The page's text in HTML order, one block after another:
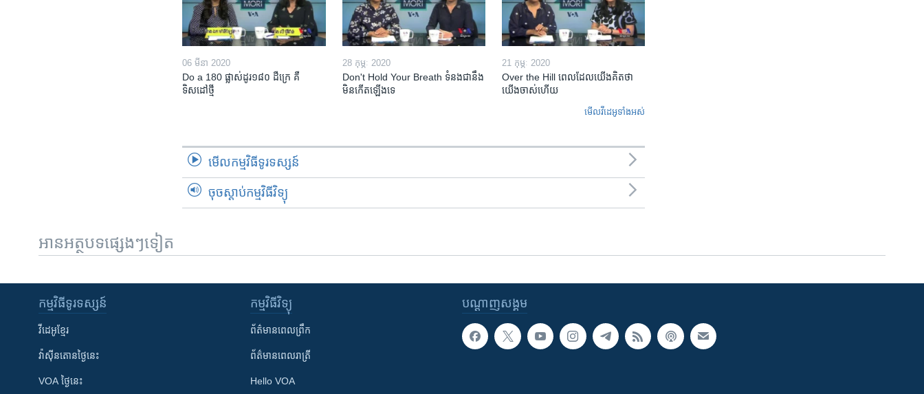
06 មីនា 2020
Do a 180 ផ្លាស់ដូរ១៨០ ដឺក្រេ គឺ
ទិសដៅថ្មី
28 កុម្ភៈ 2020
Don't Hold Your Breath ទំនងជា​នឹង​
មិន​កើត​ឡើង​ទេ
21 កុម្ភៈ 2020
Over the Hill ពេល​ដែល​យើង​គិត​ថា
យើង​ចាស់​ហើយ
មើល​វីដេអូ​ទាំង​អស់
មើល​កម្មវិធី​ទូរទស្សន៍
ចុចស្តាប់កម្មវិធីវិទ្យុ
អានអត្ថបទផ្សេងៗទៀត
បណ្តាញ​សង្គម
កម្មវិធី​ទូរទស្សន៍
វីដេអូ​ខ្មែរ
វ៉ាស៊ីនតោន​ថ្ងៃ​នេះ
VOA ថ្ងៃនេះ
កម្មវិធី​វិទ្យុ
ព័ត៌មាន​ពេល​ព្រឹក
ព័ត៌មាន​​ពេល​រាត្រី
Hello VOA